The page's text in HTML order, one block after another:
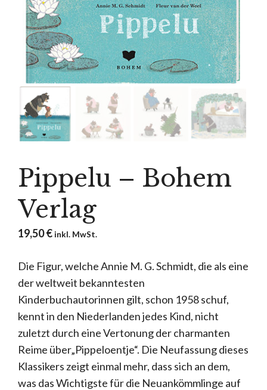
Pippelu – Bohem
Verlag
19,50€ inkl. MwSt.
Die Figur, welche Annie M. G. Schmidt, die als eine
der weltweit bekanntesten
Kinderbuchautorinnen gilt, schon 1958 schuf,
kennt in den Niederlanden jedes Kind, nicht
zuletzt durch eine Vertonung der charmanten
Reime über„Pippeloentje“. Die Neufassung dieses
Klassikers zeigt einmal mehr, dass sich an dem,
was das Wichtigste für die Neuankömmlinge auf